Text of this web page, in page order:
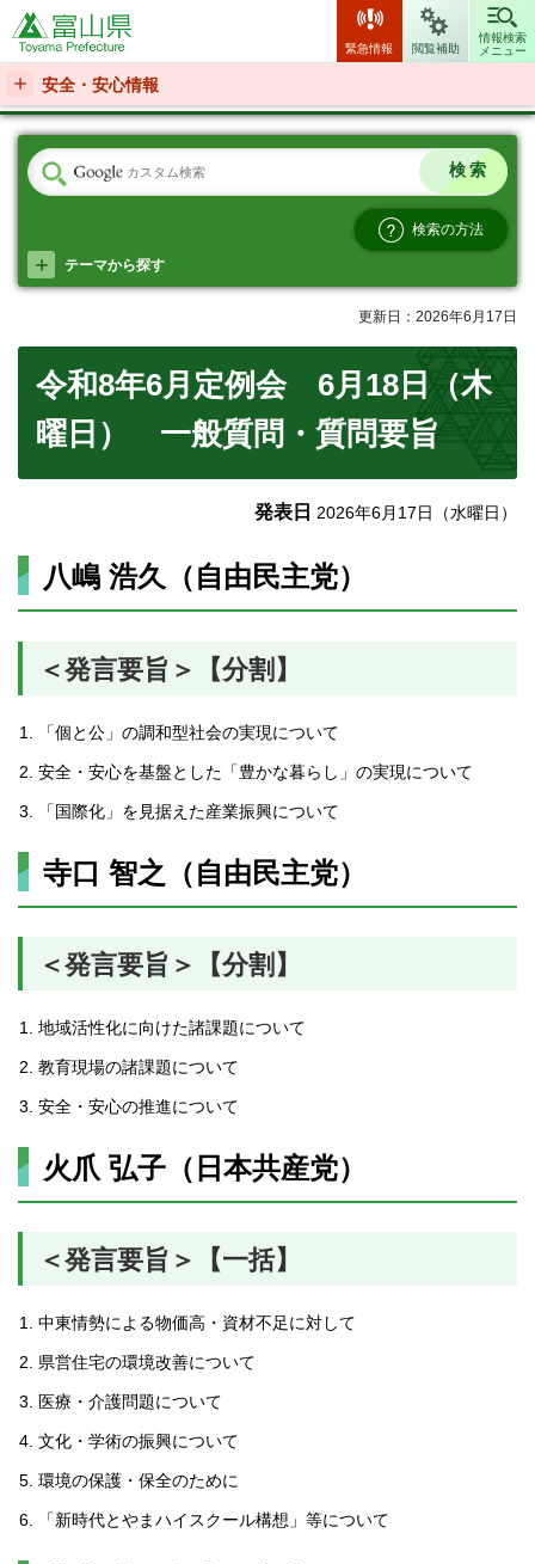
富山県
緊急情報 閲覧補助
情報検索
メニュー
安全・安心情報
検索の方法
テーマから探す
更新日：2026年6月17日
令和8年6月定例会 6月18日（木
曜日） 一般質問・質問要旨
発表日 2026年6月17日（水曜日）
八嶋 浩久（自由民主党）
＜発言要旨＞【分割】
「個と公」の調和型社会の実現について
安全・安心を基盤とした「豊かな暮らし」の実現について
「国際化」を見据えた産業振興について
寺口 智之（自由民主党）
＜発言要旨＞【分割】
地域活性化に向けた諸課題について
教育現場の諸課題について
安全・安心の推進について
火爪 弘子（日本共産党）
＜発言要旨＞【一括】
中東情勢による物価高・資材不足に対して
県営住宅の環境改善について
医療・介護問題について
文化・学術の振興について
環境の保護・保全のために
「新時代とやまハイスクール構想」等について